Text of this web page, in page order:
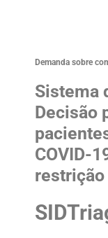
Demanda sobre
Sistema
Decisão
COVID-